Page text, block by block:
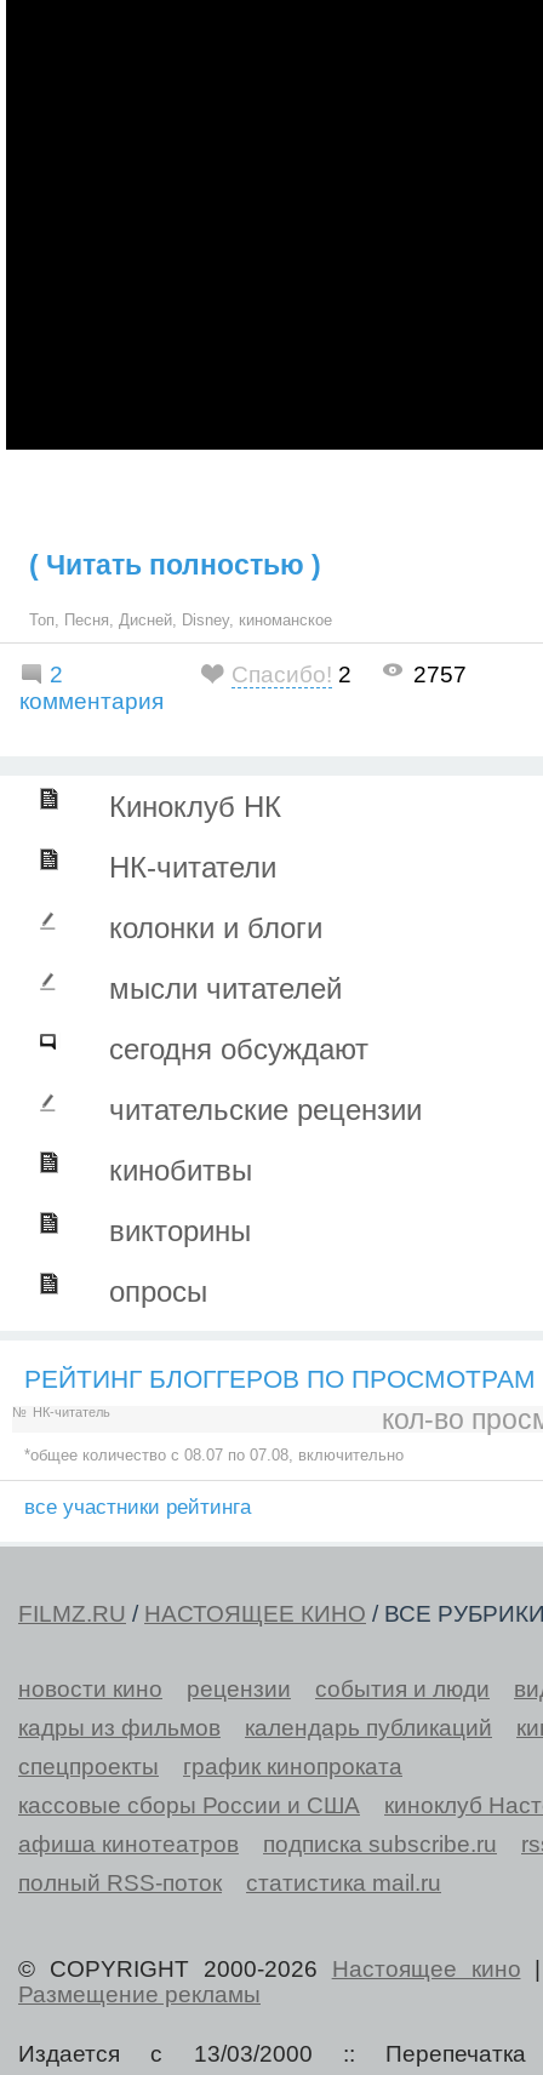
( Читать полностью )
Топ, Песня, Дисней, Disney, киноманское
2
комментария
Спасибо! 2 2757
Киноклуб НК
НК-читатели
колонки и блоги
мысли читателей
сегодня обсуждают
читательские рецензии
кинобитвы
викторины
опросы
РЕЙТИНГ БЛОГГЕРОВ ПО ПРОСМОТРАМ
№ НК-читатель кол-во
*общее количество c 08.07 по 07.08, включительно
все участники рейтинга
FILMZ.RU / НАСТОЯЩЕЕ КИНО / ВСЕ
новости кино рецензии события и люди
кадры из фильмов
календарь публикаций
спецпроекты
график кинопроката
кассовые сборы России и США
киноклуб
афиша кинотеатров
подписка subscribe.ru
полный RSS-поток
статистика mail.ru
© COPYRIGHT 2000-2026 Настоящее кино
Размещение рекламы
Издается с 13/03/2000 :: Перепечатка